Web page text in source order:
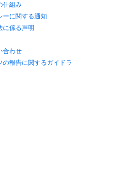
仕組み
ーに関する通知
に係る声明
合わせ
の報告に関するガイドラ